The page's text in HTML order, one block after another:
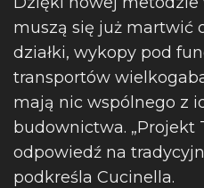
muszą się już martwić
działki, wykopy pod
transportów
mają nic wspólnego z
budownictwa. „Projekt
odpowiedź na
podkreśla Cucinella.